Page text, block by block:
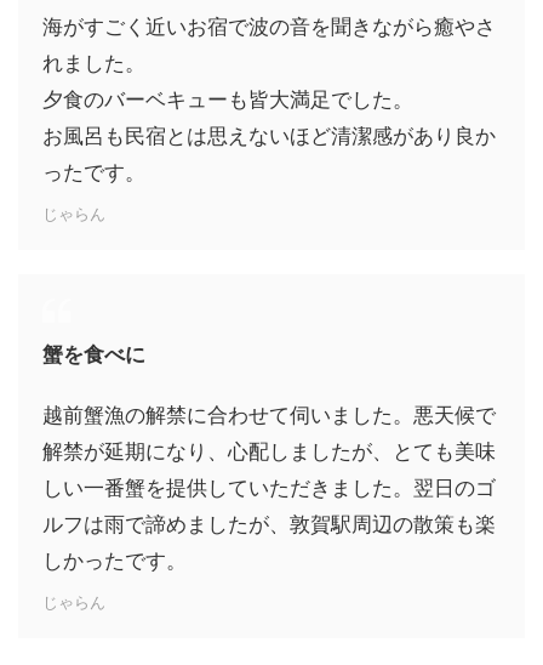
海がすごく近いお宿で波の音を聞きながら癒やさ
れました。
夕食のバーベキューも皆大満足でした。
お風呂も民宿とは思えないほど清潔感があり良か
ったです。
じゃらん
蟹を食べに
越前蟹漁の解禁に合わせて伺いました。悪天候で
解禁が延期になり、心配しましたが、とても美味
しい一番蟹を提供していただきました。翌日のゴ
ルフは雨で諦めましたが、敦賀駅周辺の散策も楽
しかったです。
じゃらん